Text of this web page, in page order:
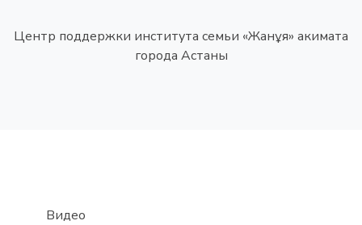
Центр поддержки института семьи «Жанұя» акимата
города Астаны
Видео